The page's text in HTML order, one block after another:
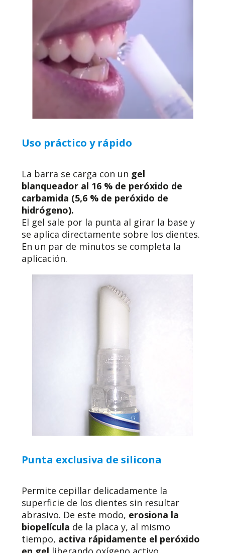
Uso práctico y rápido
La barra se carga con un gel
blanqueador al 16 % de peróxido de
carbamida (5,6 % de peróxido de
hidrógeno).
El gel sale por la punta al girar la base y
se aplica directamente sobre los dientes.
En un par de minutos se completa la
aplicación.
Punta exclusiva de silicona
Permite cepillar delicadamente la
superficie de los dientes sin resultar
abrasivo. De este modo, erosiona la
biopelícula de la placa y, al mismo
tiempo, activa rápidamente el peróxido